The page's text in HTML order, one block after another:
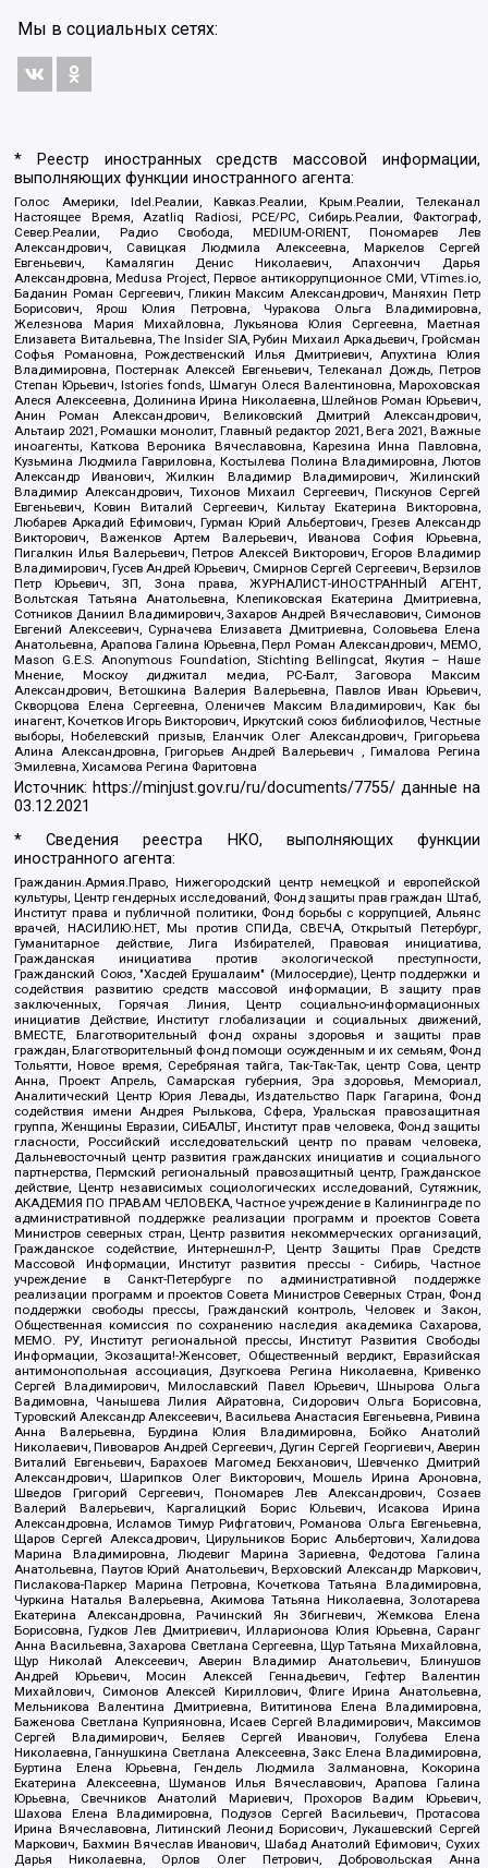
Мы в социальных сетях:
* Реестр иностранных средств массовой информации,
выполняющих функции иностранного агента:
Голос Америки, Idel.Реалии, Кавказ.Реалии, Крым.Реалии, Телеканал
Настоящее Время, Azatliq Radiosi, PCE/PC, Сибирь.Реалии, Фактограф,
Север.Реалии, Радио Свобода, MEDIUM-ORIENT, Пономарев Лев
Александрович, Савицкая Людмила Алексеевна, Маркелов Сергей
Евгеньевич, Камалягин Денис Николаевич, Апахончич Дарья
Александровна, Medusa Project, Первое антикоррупционное СМИ, VTimes.io,
Баданин Роман Сергеевич, Гликин Максим Александрович, Маняхин Петр
Борисович, Ярош Юлия Петровна, Чуракова Ольга Владимировна,
Железнова Мария Михайловна, Лукьянова Юлия Сергеевна, Маетная
Елизавета Витальевна, The Insider SIA, Рубин Михаил Аркадьевич, Гройсман
Софья Романовна, Рождественский Илья Дмитриевич, Апухтина Юлия
Владимировна, Постернак Алексей Евгеньевич, Телеканал Дождь, Петров
Степан Юрьевич, Istories fonds, Шмагун Олеся Валентиновна, Мароховская
Алеся Алексеевна, Долинина Ирина Николаевна, Шлейнов Роман Юрьевич,
Анин Роман Александрович, Великовский Дмитрий Александрович,
Альтаир 2021, Ромашки монолит, Главный редактор 2021, Вега 2021, Важные
иноагенты, Каткова Вероника Вячеславовна, Карезина Инна Павловна,
Кузьмина Людмила Гавриловна, Костылева Полина Владимировна, Лютов
Александр Иванович, Жилкин Владимир Владимирович, Жилинский
Владимир Александрович, Тихонов Михаил Сергеевич, Пискунов Сергей
Евгеньевич, Ковин Виталий Сергеевич, Кильтау Екатерина Викторовна,
Любарев Аркадий Ефимович, Гурман Юрий Альбертович, Грезев Александр
Викторович, Важенков Артем Валерьевич, Иванова София Юрьевна,
Пигалкин Илья Валерьевич, Петров Алексей Викторович, Егоров Владимир
Владимирович, Гусев Андрей Юрьевич, Смирнов Сергей Сергеевич, Верзилов
Петр Юрьевич, ЗП, Зона права, ЖУРНАЛИСТ-ИНОСТРАННЫЙ АГЕНТ,
Вольтская Татьяна Анатольевна, Клепиковская Екатерина Дмитриевна,
Сотников Даниил Владимирович, Захаров Андрей Вячеславович, Симонов
Евгений Алексеевич, Сурначева Елизавета Дмитриевна, Соловьева Елена
Анатольевна, Арапова Галина Юрьевна, Перл Роман Александрович, МЕМО,
Mason G.E.S. Anonymous Foundation, Stichting Bellingcat, Якутия – Наше
Мнение, Москоу диджитал медиа, РС-Балт, Заговора Максим
Александрович, Ветошкина Валерия Валерьевна, Павлов Иван Юрьевич,
Скворцова Елена Сергеевна, Оленичев Максим Владимирович, Как бы
инагент, Кочетков Игорь Викторович, Иркутский союз библиофилов, Честные
выборы, Нобелевский призыв, Еланчик Олег Александрович, Григорьева
Алина Александровна, Григорьев Андрей Валерьевич , Гималова Регина
Эмилевна, Хисамова Регина Фаритовна
Источник: https://minjust.gov.ru/ru/documents/7755/ данные на
03.12.2021
* Сведения реестра НКО, выполняющих функции
иностранного агента:
Гражданин.Армия.Право, Нижегородский центр немецкой и европейской
культуры, Центр гендерных исследований, Фонд защиты прав граждан Штаб,
Институт права и публичной политики, Фонд борьбы с коррупцией, Альянс
врачей, НАСИЛИЮ.НЕТ, Мы против СПИДа, СВЕЧА, Открытый Петербург,
Гуманитарное действие, Лига Избирателей, Правовая инициатива,
Гражданская инициатива против экологической преступности,
Гражданский Союз, "Хасдей Ерушалаим" (Милосердие), Центр поддержки и
содействия развитию средств массовой информации, В защиту прав
заключенных, Горячая Линия, Центр социально-информационных
инициатив Действие, Институт глобализации и социальных движений,
ВМЕСТЕ, Благотворительный фонд охраны здоровья и защиты прав
граждан, Благотворительный фонд помощи осужденным и их семьям, Фонд
Тольятти, Новое время, Серебряная тайга, Так-Так-Так, центр Сова, центр
Анна, Проект Апрель, Самарская губерния, Эра здоровья, Мемориал,
Аналитический Центр Юрия Левады, Издательство Парк Гагарина, Фонд
содействия имени Андрея Рылькова, Сфера, Уральская правозащитная
группа, Женщины Евразии, СИБАЛЬТ, Институт прав человека, Фонд защиты
гласности, Российский исследовательский центр по правам человека,
Дальневосточный центр развития гражданских инициатив и социального
партнерства, Пермский региональный правозащитный центр, Гражданское
действие, Центр независимых социологических исследований, Сутяжник,
АКАДЕМИЯ ПО ПРАВАМ ЧЕЛОВЕКА, Частное учреждение в Калининграде по
административной поддержке реализации программ и проектов Совета
Министров северных стран, Центр развития некоммерческих организаций,
Гражданское содействие, Интернешнл-Р, Центр Защиты Прав Средств
Массовой Информации, Институт развития прессы - Сибирь, Частное
учреждение в Санкт-Петербурге по административной поддержке
реализации программ и проектов Совета Министров Северных Стран, Фонд
поддержки свободы прессы, Гражданский контроль, Человек и Закон,
Общественная комиссия по сохранению наследия академика Сахарова,
МЕМО. РУ, Институт региональной прессы, Институт Развития Свободы
Информации, Экозащита!-Женсовет, Общественный вердикт, Евразийская
антимонопольная ассоциация, Дзугкоева Регина Николаевна, Кривенко
Сергей Владимирович, Милославский Павел Юрьевич, Шнырова Ольга
Вадимовна, Чанышева Лилия Айратовна, Сидорович Ольга Борисовна,
Туровский Александр Алексеевич, Васильева Анастасия Евгеньевна, Ривина
Анна Валерьевна, Бурдина Юлия Владимировна, Бойко Анатолий
Николаевич, Пивоваров Андрей Сергеевич, Дугин Сергей Георгиевич, Аверин
Виталий Евгеньевич, Барахоев Магомед Бекханович, Шевченко Дмитрий
Александрович, Шарипков Олег Викторович, Мошель Ирина Ароновна,
Шведов Григорий Сергеевич, Пономарев Лев Александрович, Созаев
Валерий Валерьевич, Каргалицкий Борис Юльевич, Исакова Ирина
Александровна, Исламов Тимур Рифгатович, Романова Ольга Евгеньевна,
Щаров Сергей Алексадрович, Цирульников Борис Альбертович, Халидова
Марина Владимировна, Людевиг Марина Зариевна, Федотова Галина
Анатольевна, Паутов Юрий Анатольевич, Верховский Александр Маркович,
Пислакова-Паркер Марина Петровна, Кочеткова Татьяна Владимировна,
Чуркина Наталья Валерьевна, Акимова Татьяна Николаевна, Золотарева
Екатерина Александровна, Рачинский Ян Збигневич, Жемкова Елена
Борисовна, Гудков Лев Дмитриевич, Илларионова Юлия Юрьевна, Саранг
Анна Васильевна, Захарова Светлана Сергеевна, Щур Татьяна Михайловна,
Щур Николай Алексеевич, Аверин Владимир Анатольевич, Блинушов
Андрей Юрьевич, Мосин Алексей Геннадьевич, Гефтер Валентин
Михайлович, Симонов Алексей Кириллович, Флиге Ирина Анатольевна,
Мельникова Валентина Дмитриевна, Вититинова Елена Владимировна,
Баженова Светлана Куприяновна, Исаев Сергей Владимирович, Максимов
Сергей Владимирович, Беляев Сергей Иванович, Голубева Елена
Николаевна, Ганнушкина Светлана Алексеевна, Закс Елена Владимировна,
Буртина Елена Юрьевна, Гендель Людмила Залмановна, Кокорина
Екатерина Алексеевна, Шуманов Илья Вячеславович, Арапова Галина
Юрьевна, Свечников Анатолий Мариевич, Прохоров Вадим Юрьевич,
Шахова Елена Владимировна, Подузов Сергей Васильевич, Протасова
Ирина Вячеславовна, Литинский Леонид Борисович, Лукашевский Сергей
Маркович, Бахмин Вячеслав Иванович, Шабад Анатолий Ефимович, Сухих
Дарья Николаевна, Орлов Олег Петрович, Добровольская Анна